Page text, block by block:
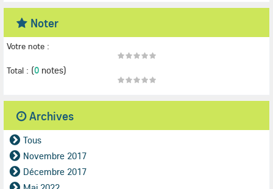
Noter
Votre note :
Total : (0 notes)
Archives
Tous
Novembre 2017
Décembre 2017